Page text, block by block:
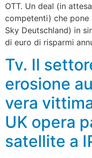
OTT. Un deal (in
competenti) che pone
Sky Deutschland) in
di euro di risparmi
Tv. Il
erosione
vera
UK opera
satellite a